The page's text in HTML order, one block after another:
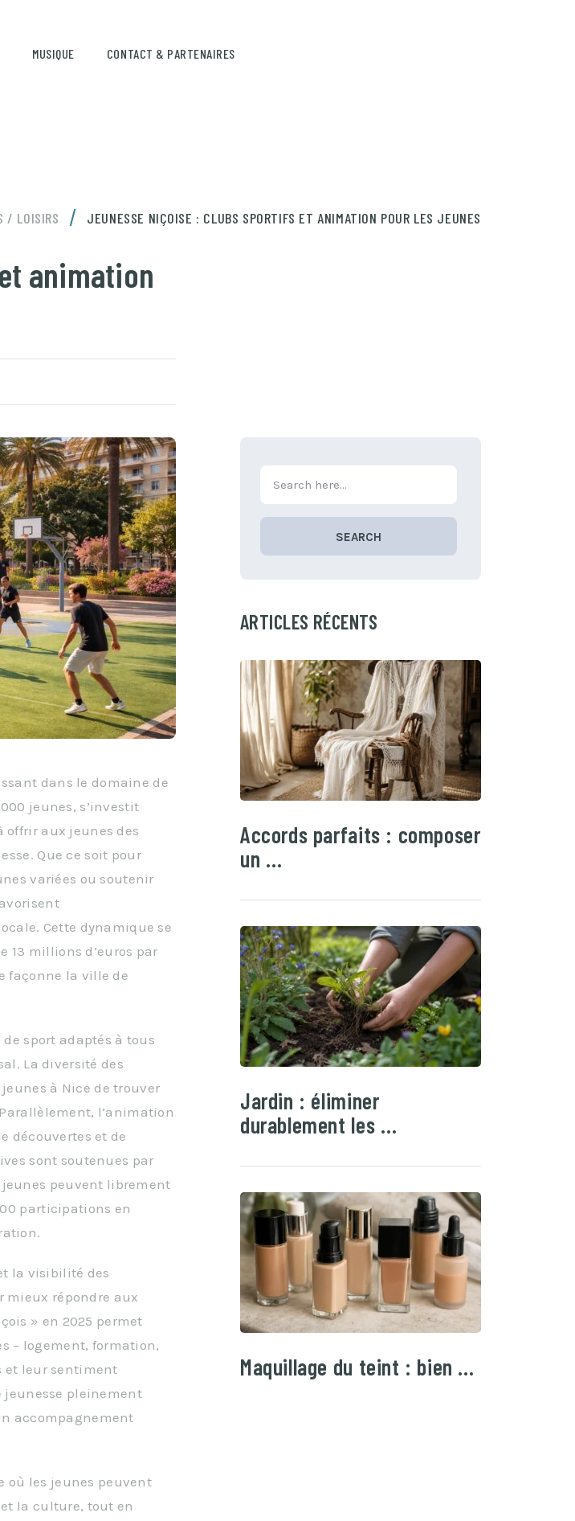
MUSIQUE CONTACT & PARTENAIRES
/ LOISIRS / JEUNESSE NIÇOISE : CLUBS SPORTIFS ET ANIMATION POUR LES JEUNES
animation
dans le domaine de
jeunes, s’investit
aux jeunes des
Que ce soit pour
variées ou soutenir
Cette dynamique se
millions d’euros par
façonne la ville de
de sport adaptés à tous
La diversité des
à Nice de trouver
l’animation
découvertes et de
sont soutenues par
peuvent librement
participations en
la visibilité des
mieux répondre aux
» en 2025 permet
– logement, formation,
et leur sentiment
jeunesse pleinement
accompagnement
où les jeunes peuvent
la culture, tout en
SEARCH
ARTICLES RÉCENTS
Accords parfaits : composer
un …
Jardin : éliminer
durablement les …
Maquillage du teint : bien …